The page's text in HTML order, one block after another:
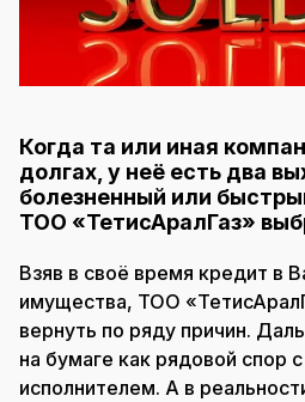
Когда та или иная
долгах, у неё есть два
болезненный или
ТОО «ТетисАралГаз»
Взяв в своё время кредит в
имущества, ТОО
вернуть по ряду причин.
на бумаге как рядовой спор
исполнителем. А в